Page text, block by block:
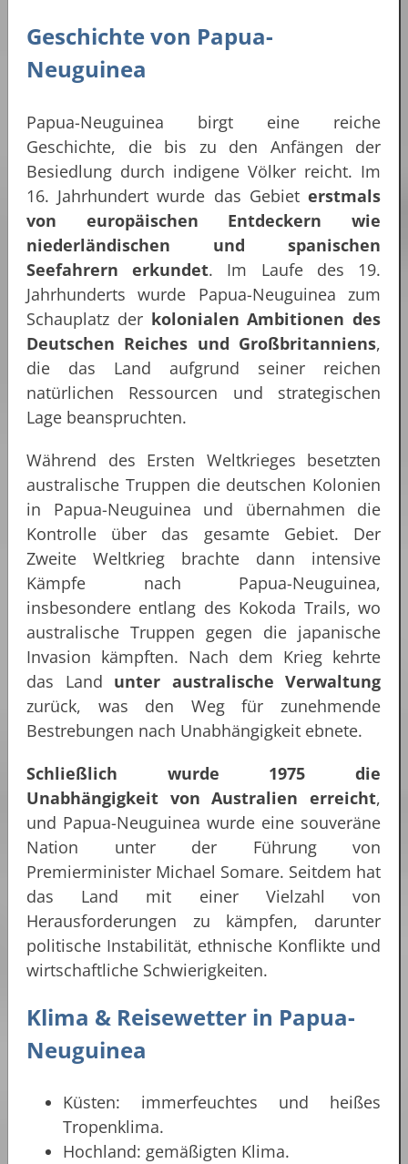
Geschichte von Papua-
Neuguinea
Papua-Neuguinea birgt eine reiche
Geschichte, die bis zu den Anfängen der
Besiedlung durch indigene Völker reicht. Im
16. Jahrhundert wurde das Gebiet erstmals
von europäischen Entdeckern wie
niederländischen und spanischen
Seefahrern erkundet. Im Laufe des 19.
Jahrhunderts wurde Papua-Neuguinea zum
Schauplatz der kolonialen Ambitionen des
Deutschen Reiches und Großbritanniens,
die das Land aufgrund seiner reichen
natürlichen Ressourcen und strategischen
Lage beanspruchten.
Während des Ersten Weltkrieges besetzten
australische Truppen die deutschen Kolonien
in Papua-Neuguinea und übernahmen die
Kontrolle über das gesamte Gebiet. Der
Zweite Weltkrieg brachte dann intensive
Kämpfe nach Papua-Neuguinea,
insbesondere entlang des Kokoda Trails, wo
australische Truppen gegen die japanische
Invasion kämpften. Nach dem Krieg kehrte
das Land unter australische Verwaltung
zurück, was den Weg für zunehmende
Bestrebungen nach Unabhängigkeit ebnete.
Schließlich wurde 1975 die
Unabhängigkeit von Australien erreicht,
und Papua-Neuguinea wurde eine souveräne
Nation unter der Führung von
Premierminister Michael Somare. Seitdem hat
das Land mit einer Vielzahl von
Herausforderungen zu kämpfen, darunter
politische Instabilität, ethnische Konflikte und
wirtschaftliche Schwierigkeiten.
Klima & Reisewetter in Papua-
Neuguinea
Küsten: immerfeuchtes und heißes
Tropenklima.
Hochland: gemäßigten Klima.